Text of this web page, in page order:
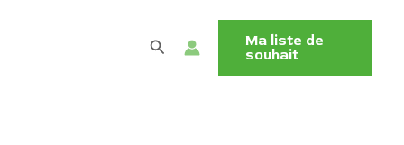
RechercherMa liste de
souhait